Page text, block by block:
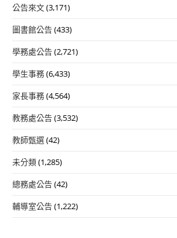
公告來文(3,171)
圖書館公告(433)
學務處公告(2,721)
學生事務(6,433)
家長事務(4,564)
教務處公告(3,532)
教師甄選(42)
未分類(1,285)
總務處公告(42)
輔導室公告(1,222)